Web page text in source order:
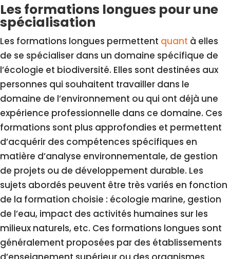
Les formations longues pour une
spécialisation
Les formations longues permettent quant à elles
de se spécialiser dans un domaine spécifique de
l’écologie et biodiversité. Elles sont destinées aux
personnes qui souhaitent travailler dans le
domaine de l’environnement ou qui ont déjà une
expérience professionnelle dans ce domaine. Ces
formations sont plus approfondies et permettent
d’acquérir des compétences spécifiques en
matière d’analyse environnementale, de gestion
de projets ou de développement durable. Les
sujets abordés peuvent être très variés en fonction
de la formation choisie : écologie marine, gestion
de l’eau, impact des activités humaines sur les
milieux naturels, etc. Ces formations longues sont
généralement proposées par des établissements